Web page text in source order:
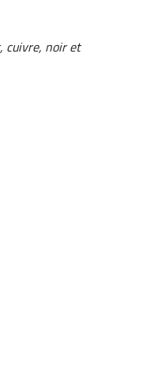
cuivre, noir et